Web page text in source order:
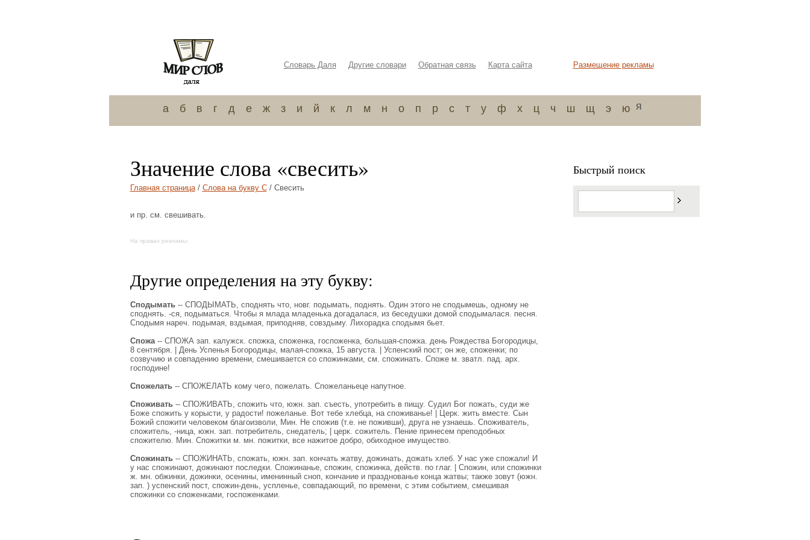
Словарь Даля Другие словари Обратная связь Карта сайта Размещение рекламы
а б в г д е ж з и й к л м н о п р с т у ф х ц ч ш щ э ю я
Значение слова «свесить»
Главная страница/ Слова на букву С/ Свесить
и пр. см. свешивать.
На правах рекламы:
Другие определения на эту букву:
Сподымать-- СПОДЫМАТЬ, споднять что, новг. подымать, поднять. Один этого не сподымешь, одному не
споднять. -ся, подыматься. Чтобы я млада младенька догадалася, из беседушки домой сподымалася. песня.
Сподымя нареч. подымая, вздымая, приподняв, совздыму. Лихорадка сподымя бьет.
Спожа-- СПОЖА зап. калужск. спожка, споженка, госпоженка, большая-спожка. день Рождества Богородицы,
8 сентября. | День Успенья Богородицы, малая-спожка, 15 августа. | Успенский пост; он же, споженки; по
созвучию и совпадению времени, смешивается со спожинками, см. спожинать. Споже м. зватл. пад. арх.
господине!
Спожелать-- СПОЖЕЛАТЬ кому чего, пожелать. Спожеланьеце напутное.
Споживать-- СПОЖИВАТЬ, спожить что, южн. зап. съесть, употребить в пищу. Судил Бог пожать, суди же
Боже спожить у корысти, у радости! пожеланье. Вот тебе хлебца, на споживанье! | Церк. жить вместе. Сын
Божий спожити человеком благоизволи, Мин. Не спожив (т.е. не поживши), друга не узнаешь. Споживатель,
спожитель, -ница, южн. зап. потребитель, снедатель; | церк. сожитель. Пение принесем преподобных
спожителю. Мин. Спожитки м. мн. пожитки, все нажитое добро, обиходное имущество.
Спожинать-- СПОЖИНАТЬ, спожать, южн. зап. кончать жатву, дожинать, дожать хлеб. У нас уже спожали! И
у нас спожинают, дожинают последки. Спожинанье, спожин, спожинка, действ. по глаг. | Спожин, или спожинки
ж. мн. обжинки, дожинки, осенины, именинный сноп, кончание и празднованье конца жатвы; также зовут (южн.
зап. ) успенский пост, спожин-день, успленье, совпадающий, по времени, с этим событием, смешивая
спожинки со споженками, госпоженками.
Быстрый поиск